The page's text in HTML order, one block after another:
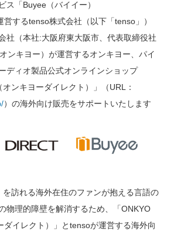
ス「Buyee（バイイー）
営するtenso株式会社（以下「tenso」）
社（本社:大阪府東大阪市、代表取締役社
ンキヨー）が運営するオンキヨー、パイ
ディオ製品公式オンラインショップ
オンキヨーダイレクト）」（URL：
）の海外向け販売をサポートいたします
を訪れる海外在住のファンが抱える言語の
物理的障壁を解消するため、「ONKYO
ダイレクト）」とtensoが運営する海外向